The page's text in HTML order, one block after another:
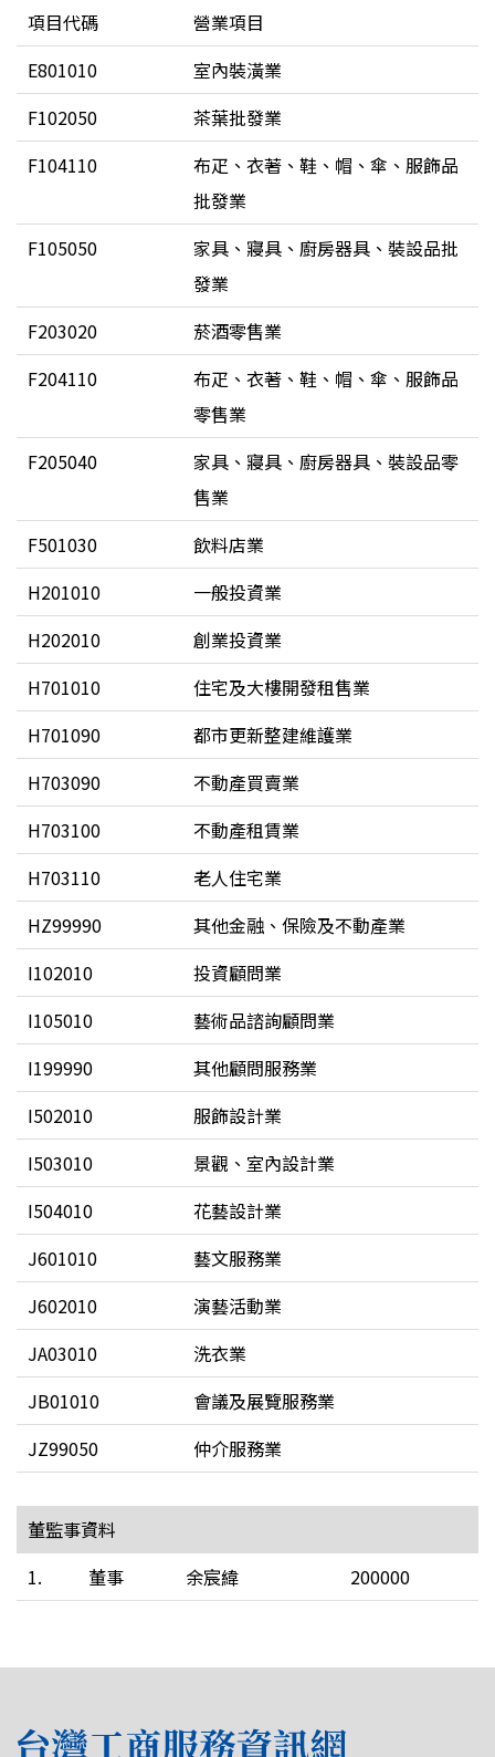
項目代碼
營業項目
E801010
室內裝潢業
F102050
茶葉批發業
F104110
布疋、衣著、鞋、帽、傘、服飾品
批發業
F105050
家具、寢具、廚房器具、裝設品批
發業
F203020
菸酒零售業
F204110
布疋、衣著、鞋、帽、傘、服飾品
零售業
F205040
家具、寢具、廚房器具、裝設品零
售業
F501030
飲料店業
H201010
一般投資業
H202010
創業投資業
H701010
住宅及大樓開發租售業
H701090
都市更新整建維護業
H703090
不動產買賣業
H703100
不動產租賃業
H703110
老人住宅業
HZ99990
其他金融、保險及不動產業
I102010
投資顧問業
I105010
藝術品諮詢顧問業
I199990
其他顧問服務業
I502010
服飾設計業
I503010
景觀、室內設計業
I504010
花藝設計業
J601010
藝文服務業
J602010
演藝活動業
JA03010
洗衣業
JB01010
會議及展覽服務業
JZ99050
仲介服務業
董監事資料
1.
董事 余宸緯 200000